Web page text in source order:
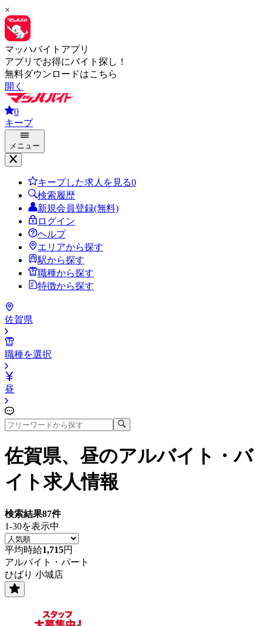
×
マッハバイトアプリ
アプリでお得にバイト探し！
無料ダウンロードはこちら
開く
0
キープ
メニュー
キープした求人を見る0
検索履歴
新規会員登録(無料)
ログイン
ヘルプ
エリアから探す
駅から探す
職種から探す
特徴から探す
佐賀県
職種を選択
昼
佐賀県、昼のアルバイト・バ
イト求人情報
検索結果87件
1-30を表示中
平均時給1,715円
アルバイト・パート
ひばり 小城店